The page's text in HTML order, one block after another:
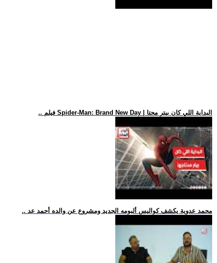
.. فيلم Spider-Man: Brand New Day | البداية اللي كان بيتر محتا
.. محمد عدوية يكشف كواليس ألبومه الجديد ومشروع عن والده أحمد عد